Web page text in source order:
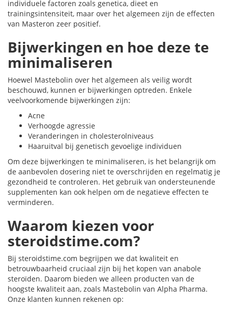
individuele factoren zoals genetica, dieet en
trainingsintensiteit, maar over het algemeen zijn de effecten
van Masteron zeer positief.
Bijwerkingen en hoe deze te
minimaliseren
Hoewel Mastebolin over het algemeen als veilig wordt
beschouwd, kunnen er bijwerkingen optreden. Enkele
veelvoorkomende bijwerkingen zijn:
Acne
Verhoogde agressie
Veranderingen in cholesterolniveaus
Haaruitval bij genetisch gevoelige individuen
Om deze bijwerkingen te minimaliseren, is het belangrijk om
de aanbevolen dosering niet te overschrijden en regelmatig je
gezondheid te controleren. Het gebruik van ondersteunende
supplementen kan ook helpen om de negatieve effecten te
verminderen.
Waarom kiezen voor
steroidstime.com?
Bij steroidstime.com begrijpen we dat kwaliteit en
betrouwbaarheid cruciaal zijn bij het kopen van anabole
steroïden. Daarom bieden we alleen producten van de
hoogste kwaliteit aan, zoals Mastebolin van Alpha Pharma.
Onze klanten kunnen rekenen op: